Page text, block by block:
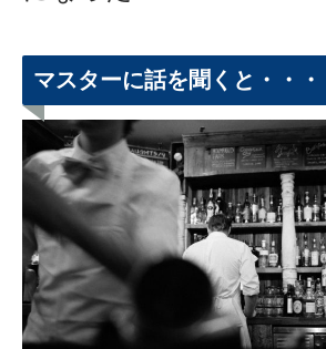
マスターに話を聞くと・・・